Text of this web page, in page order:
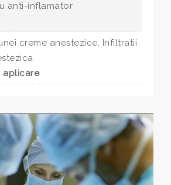
anti-inflamator
creme anestezice, Infiltratii
aplicare